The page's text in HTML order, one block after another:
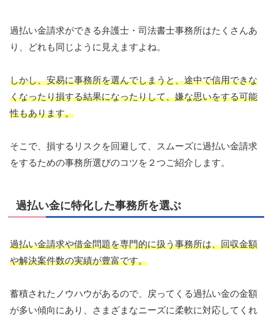
過払い金請求ができる弁護士・司法書士事務所はたくさんあ
り、どれも同じように見えますよね。
しかし、安易に事務所を選んでしまうと、途中で信用できな
くなったり損する結果になったりして、嫌な思いをする可能
性もあります。
そこで、損するリスクを回避して、スムーズに過払い金請求
をするための事務所選びのコツを２つご紹介します。
過払い金に特化した事務所を選ぶ
過払い金請求や借金問題を専門的に扱う事務所は、回収金額
や解決案件数の実績が豊富です。
蓄積されたノウハウがあるので、戻ってくる過払い金の金額
が多い傾向にあり、さまざまなニーズに柔軟に対応してくれ